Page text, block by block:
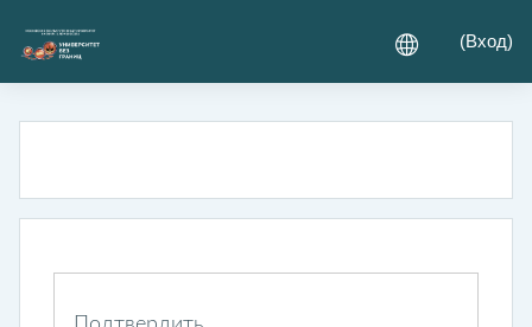
(Вход)